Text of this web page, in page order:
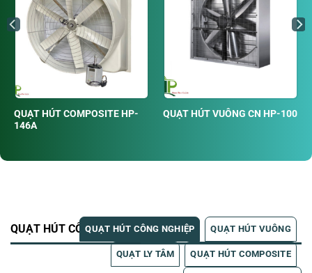
QUẠT HÚT COMPOSITE HP-
146A
QUẠT HÚT VUÔNG CN HP-100
QUẠT HÚT CÔNG NGHIỆPQUẠT HÚT CÔNG NGHIỆP QUẠT HÚT VUÔNG
QUẠT LY TÂM QUẠT HÚT COMPOSITE